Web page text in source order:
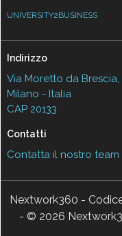
UNIVERSITY2BUSINESS
Indirizzo
Via Moretto da Brescia,
Milano - Italia
CAP 20133
Contatti
Contatta il nostro
Nextwork360 -
- © 2026